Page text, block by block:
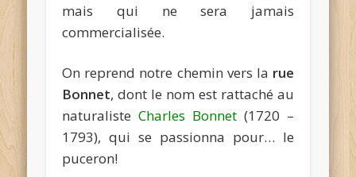
mais qui ne sera jamais
commercialisée.
On reprend notre chemin vers la rue
Bonnet, dont le nom est rattaché au
naturalisteCharles Bonnet (1720 –
1793), qui se passionna pour… le
puceron!